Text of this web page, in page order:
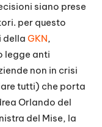
siano prese
per questo
della GKN,
legge anti
non in crisi
tutti) che porta
Orlando del
del Mise, la